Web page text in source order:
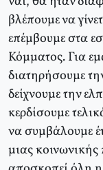
βλέπουμε να
επέμβουμε στα
Κόμματος. Για
διατηρήσουμε
δείχνουμε την
κερδίσουμε
να συμβάλουμε
μιας